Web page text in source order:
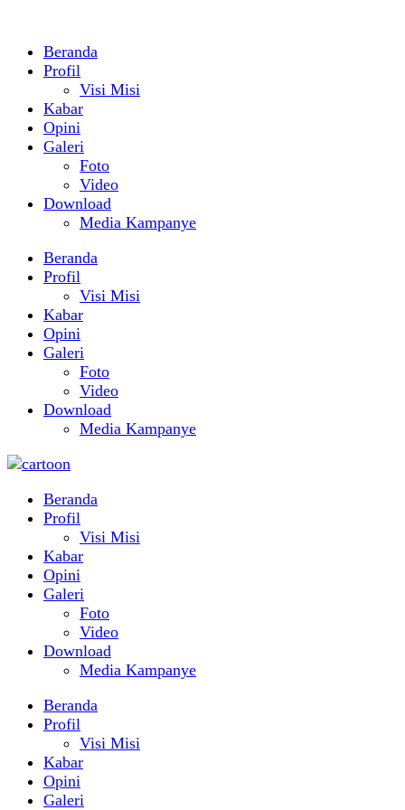
Beranda
Profil
Visi Misi
Kabar
Opini
Galeri
Foto
Video
Download
Media Kampanye
Beranda
Profil
Visi Misi
Kabar
Opini
Galeri
Foto
Video
Download
Media Kampanye
Beranda
Profil
Visi Misi
Kabar
Opini
Galeri
Foto
Video
Download
Media Kampanye
Beranda
Profil
Visi Misi
Kabar
Opini
Galeri